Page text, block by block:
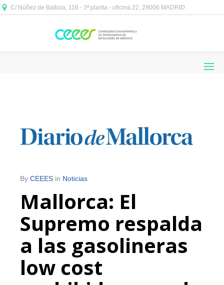
C/ Núñez de Balboa, 116 - 3ª planta - oficina 22, 28006 MADRID
By CEEES in Noticias
Mallorca: El
Supremo respalda
a las gasolineras
low cost